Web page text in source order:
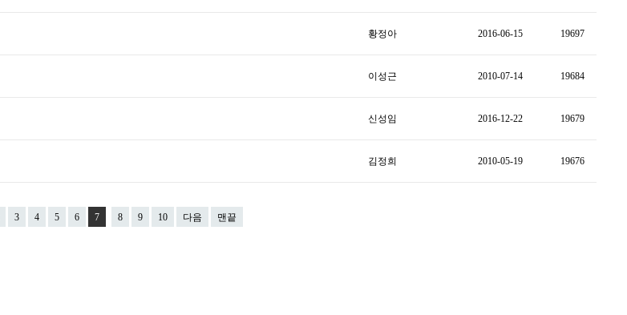
황정아 2016-06-15 19697
이성근 2010-07-14 19684
신성임 2016-12-22 19679
김정희 2010-05-19 19676
3 4 5 6 7 8 9 10 다음 맨끝